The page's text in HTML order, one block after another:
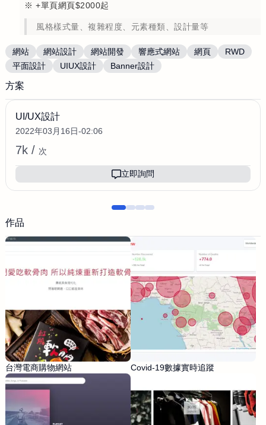
網站 網站設計 網站開發 響應式網站 網頁
RWD
平面設計
UIUX設計 Banner設計
※ +單頁網頁$2000起
風格樣式量、複雜程度、元素種類、設計量等
方案
UI/UX設計
2022年03月16日-02:06
7k / 次
立即詢問
作品
台灣電商購物網站 Covid-19數據實時追蹤